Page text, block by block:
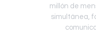
millón de
simultánea,